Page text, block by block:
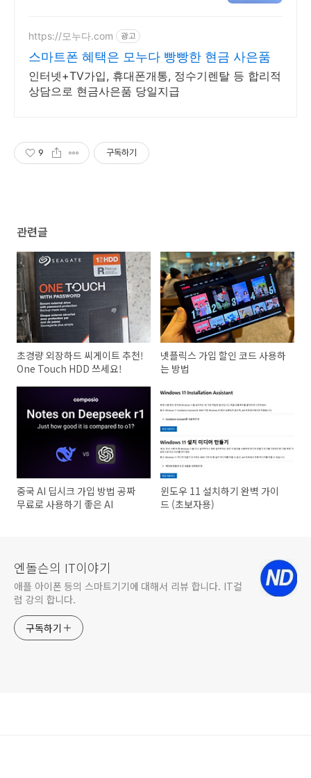
https://모누다.com 광고
스마트폰 혜택은 모누다 빵빵한 현금 사은품
인터넷+TV가입, 휴대폰개통, 정수기렌탈 등 합리적
상담으로 현금사은품 당일지급
9 구독하기
관련글
초경량 외장하드 씨게이트 추천!
One Touch HDD 쓰세요!
넷플릭스 가입 할인 코드 사용하
는 방법
중국 AI 딥시크 가입 방법 공짜
무료로 사용하기 좋은 AI
윈도우 11 설치하기 완벽 가이
드 (초보자용)
엔돌슨의 IT이야기
애플 아이폰 등의 스마트기기에 대해서 리뷰 합니다. IT컬
럼 강의 합니다.
구독하기